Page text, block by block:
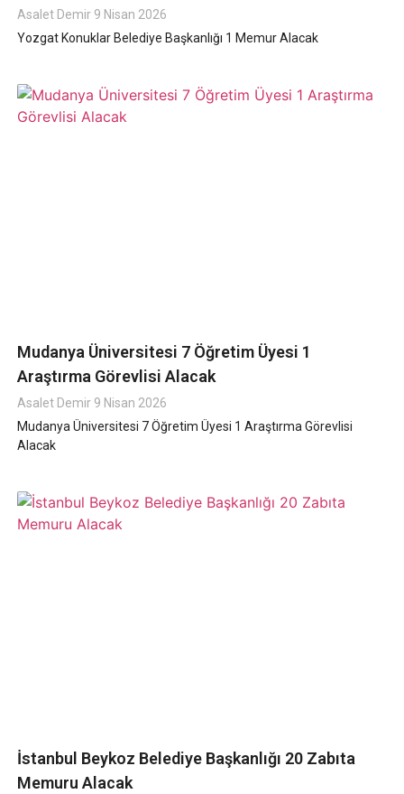
Asalet Demir 9 Nisan 2026
Yozgat Konuklar Belediye Başkanlığı 1 Memur Alacak
Mudanya Üniversitesi 7 Öğretim Üyesi 1
Araştırma Görevlisi Alacak
Asalet Demir 9 Nisan 2026
Mudanya Üniversitesi 7 Öğretim Üyesi 1 Araştırma Görevlisi
Alacak
İstanbul Beykoz Belediye Başkanlığı 20 Zabıta
Memuru Alacak